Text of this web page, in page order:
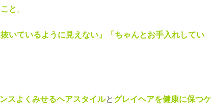
と 。
いているように見えない」「ちゃんとお手入れしてい
スよくみせるヘアスタイルと グレイヘアを健康に保つケ